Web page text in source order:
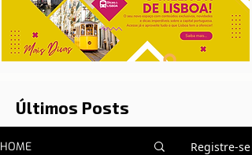
Últimos Posts
HOME Registre-se